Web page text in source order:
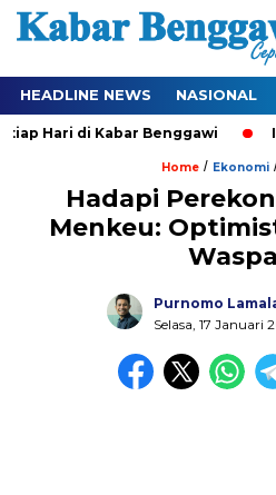
HEADLINE NEWS NASIONAL
Hari di Kabar Benggawi
Home / Ekonomi
Hadapi
Menkeu:
Purnomo
Selasa, 17 Januari